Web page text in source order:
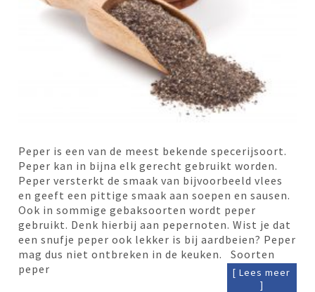
Peper is een van de meest bekende specerijsoort.
Peper kan in bijna elk gerecht gebruikt worden.
Peper versterkt de smaak van bijvoorbeeld vlees
en geeft een pittige smaak aan soepen en sausen.
Ook in sommige gebaksoorten wordt peper
gebruikt. Denk hierbij aan pepernoten. Wist je dat
een snufje peper ook lekker is bij aardbeien? Peper
mag dus niet ontbreken in de keuken. Soorten
peper
[ Lees meer
]